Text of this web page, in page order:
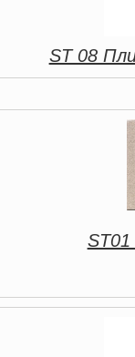
ST 08